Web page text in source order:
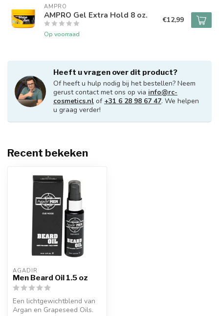
AMPRO
AMPRO Gel Extra Hold 8 oz.
Op voorraad
€12,99
Heeft u vragen over dit product?
Of heeft u hulp nodig bij het bestellen? Neem
gerust contact met ons op via info@rc-
cosmetics.nl of +31 6 28 98 67 47. We helpen
u graag verder!
Recent bekeken
AGADIR
Men Beard Oil 1.5 oz
Een lichtgewichtblend van
Argan en Grapeseed Oils.